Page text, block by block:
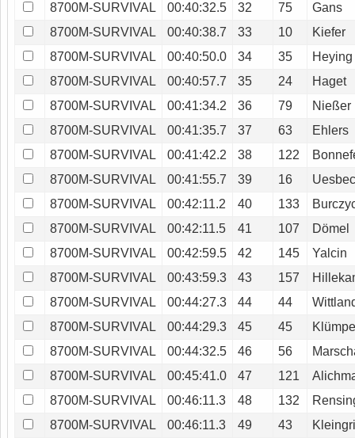
8700M-SURVIVAL
00:40:32.5 32 75
Gans
8700M-SURVIVAL
00:40:38.7 33 10
Kiefer
8700M-SURVIVAL
00:40:50.0 34 35
Heying
8700M-SURVIVAL
00:40:57.7 35 24
Haget
8700M-SURVIVAL
00:41:34.2 36 79
Nießer
8700M-SURVIVAL
00:41:35.7 37 63
Ehlers
8700M-SURVIVAL
00:41:42.2 38 122
8700M-SURVIVAL
00:41:55.7 39 16
8700M-SURVIVAL
00:42:11.2 40 133
8700M-SURVIVAL
00:42:11.5 41 107
Dömel
8700M-SURVIVAL
00:42:59.5 42 145
Yalcin
8700M-SURVIVAL
00:43:59.3 43 157
8700M-SURVIVAL
00:44:27.3 44 44
8700M-SURVIVAL
00:44:29.3 45 45
8700M-SURVIVAL
00:44:32.5 46 56
8700M-SURVIVAL
00:45:41.0 47 121
8700M-SURVIVAL
00:46:11.3 48 132
8700M-SURVIVAL
00:46:11.3 49 43